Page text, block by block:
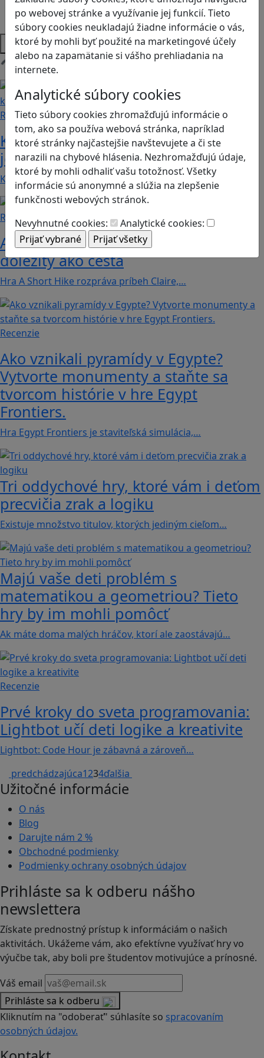
po webovej stránke a využívanie jej funkcií. Tieto
súbory cookies neukladajú žiadne informácie o vás,
ktoré by mohli byť použité na marketingové účely
alebo na zapamätanie si vášho prehliadania na
internete.
Analytické súbory cookies
Tieto súbory cookies zhromažďujú informácie o
tom, ako sa používa webová stránka, napríklad
ktoré stránky najčastejšie navštevujete a či ste
narazili na chybové hlásenia. Nezhromažďujú údaje,
ktoré by mohli odhaliť vašu totožnosť. Všetky
informácie sú anonymné a slúžia na zlepšenie
funkčnosti webových stránok.
Nevyhnutné cookies:
Analytické cookies:
Strategické myslenie
Zdravie a pohyb
Platformy
Načítam blogy
Recenzie
Kerbal Space Program: Keď zlyhanie
je len ďalším krokom k úspechu
Kerbal Space Program je detailná a pútavá…
Recenzie
A Short Hike: Keď je cieľ menej
dôležitý ako cesta
Hra A Short Hike rozpráva príbeh Claire,…
Recenzie
Ako vznikali pyramídy v Egypte?
Vytvorte monumenty a staňte sa
tvorcom histórie v hre Egypt
Frontiers.
Hra Egypt Frontiers je staviteľská simulácia,…
Tri oddychové hry, ktoré vám i deťom
precvičia zrak a logiku
Existuje množstvo titulov, ktorých jediným cieľom…
Majú vaše deti problém s
matematikou a geometriou? Tieto
hry by im mohli pomôcť
Ak máte doma malých hráčov, ktorí ale zaostávajú…
Recenzie
Prvé kroky do sveta programovania:
Lightbot učí deti logike a kreativite
Lightbot: Code Hour je zábavná a zároveň…
predchádzajúca1234ďalšia
Užitočné informácie
O nás
Blog
Darujte nám 2 %
Obchodné podmienky
Podmienky ochrany osobných údajov
Prihláste sa k odberu nášho
newslettera
Získate prednostný prístup k informáciám o našich
aktivitách. Ukážeme vám, ako efektívne využívať hry vo
výučbe tak, aby boli pre študentov motivujúce a prínosné.
Váš email
Prihláste sa k odberu
Kliknutím na "odoberať" súhlasíte so spracovaním
osobných údajov.